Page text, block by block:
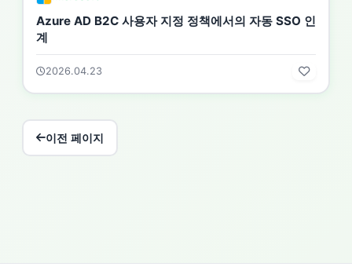
Azure AD B2C 사용자 지정 정책에서의 자동 SSO 인
계
2026.04.23
이전 페이지